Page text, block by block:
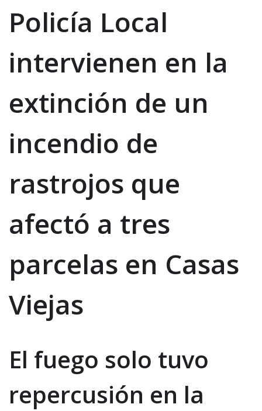
Policía Local
intervienen en la
extinción de un
incendio de
rastrojos que
afectó a tres
parcelas en Casas
Viejas
El fuego solo tuvo
repercusión en la